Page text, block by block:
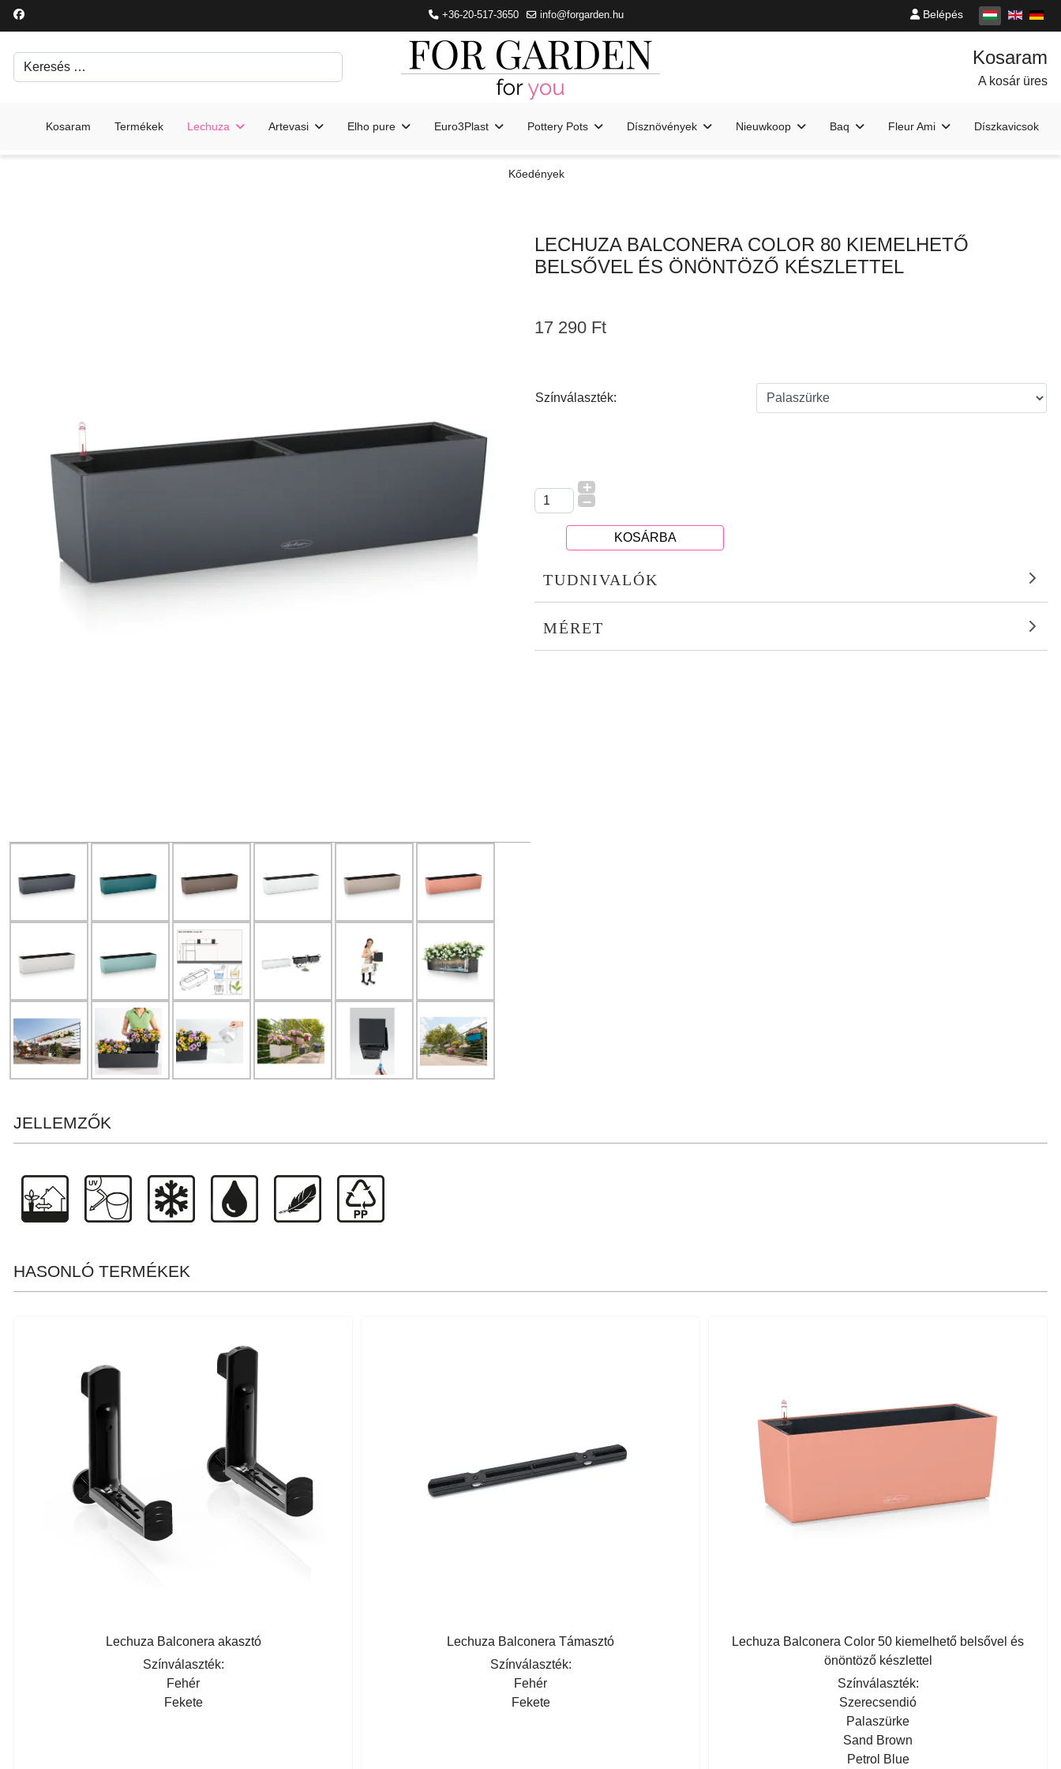
+36-20-517-3650 info@forgarden.hu Belépés
Keresés
A kosár üres
Kosaram Termékek Lechuza Artevasi Elho pure Euro3Plast Pottery Pots Dísznövények Nieuwkoop Baq Fleur Ami Díszkavicsok
Kőedények
LECHUZA BALCONERA COLOR 80 KIEMELHETŐ
BELSŐVEL ÉS ÖNÖNTÖZŐ KÉSZLETTEL
17 290 Ft
Színválaszték:
+
–
KOSÁRBA
TUDNIVALÓK
MÉRET
JELLEMZŐK
HASONLÓ TERMÉKEK
Lechuza Balconera akasztó
Színválaszték:
Fehér
Fekete
Lechuza Balconera Támasztó
Színválaszték:
Fehér
Fekete
Lechuza Balconera Color 50 kiemelhető belsővel és
önöntöző készlettel
Színválaszték:
Szerecsendió
Palaszürke
Sand Brown
Petrol Blue